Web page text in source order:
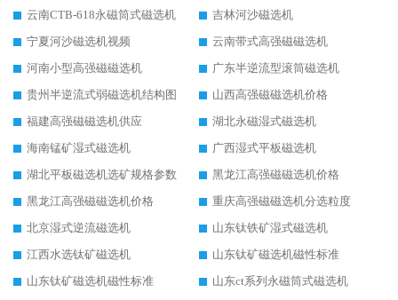
云南CTB-618永磁筒式磁选机
吉林河沙磁选机
宁夏河沙磁选机视频
云南带式高强磁磁选机
河南小型高强磁磁选机
广东半逆流型滚筒磁选机
贵州半逆流式弱磁选机结构图
山西高强磁磁选机价格
福建高强磁磁选机供应
湖北永磁湿式磁选机
海南锰矿湿式磁选机
广西湿式平板磁选机
湖北平板磁选机选矿规格参数
黑龙江高强磁磁选机价格
黑龙江高强磁磁选机价格
重庆高强磁磁选机分选粒度
北京湿式逆流磁选机
山东钛铁矿湿式磁选机
江西水选钛矿磁选机
山东钛矿磁选机磁性标准
山东钛矿磁选机磁性标准
山东ct系列永磁筒式磁选机